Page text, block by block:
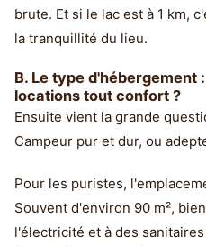
brute. Et si le lac est à 1 km,
la tranquillité du lieu.
B. Le type d'hébergement
locations tout confort ?
Ensuite vient la grande
Campeur pur et dur, ou
Pour les puristes,
Souvent d'environ 90 m²,
l'électricité et à des